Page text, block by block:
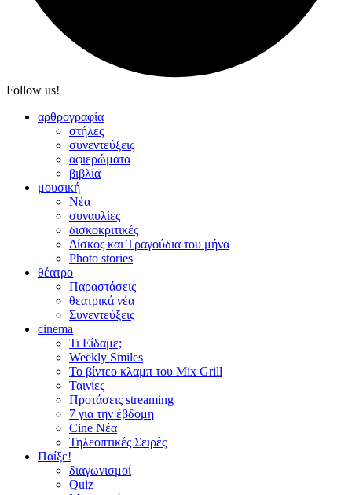
Follow us!
αρθρογραφία
στήλες
συνεντεύξεις
αφιερώματα
βιβλία
μουσική
Νέα
συναυλίες
δισκοκριτικές
Δίσκος και Τραγούδια του μήνα
Photo stories
θέατρο
Παραστάσεις
θεατρικά νέα
Συνεντεύξεις
cinema
Τι Είδαμε;
Weekly Smiles
Το βίντεο κλαμπ του Mix Grill
Ταινίες
Προτάσεις streaming
7 για την έβδομη
Cine Νέα
Τηλεοπτικές Σειρές
Παίξε!
διαγωνισμοί
Quiz